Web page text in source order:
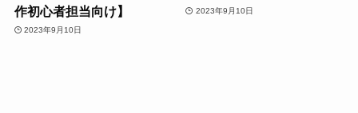
作初心者担当向け】
2023年9月10日
2023年9月10日